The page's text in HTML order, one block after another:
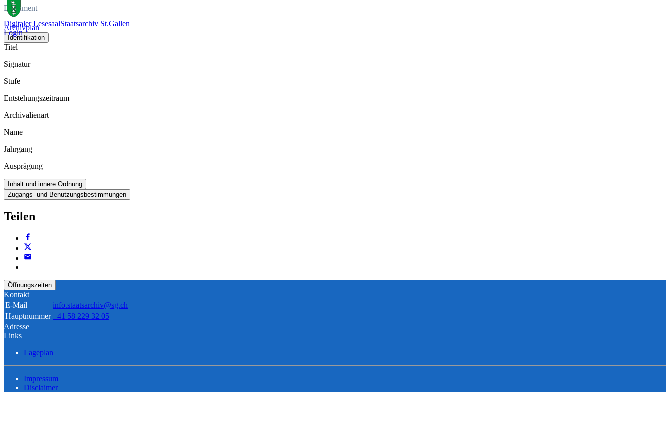
Digitaler LesesaalStaatsarchiv St.Gallen
Login
Dokument
Archivplan
Identifikation
Titel
Signatur
Stufe
Entstehungszeitraum
Archivalienart
Name
Jahrgang
Ausprägung
Inhalt und innere Ordnung
Zugangs- und Benutzungsbestimmungen
Teilen
Öffnungszeiten
Kontakt
E-Mail
info.staatsarchiv@sg.ch
Hauptnummer +41 58 229 32 05
Adresse
Links
Lageplan
Impressum
Disclaimer